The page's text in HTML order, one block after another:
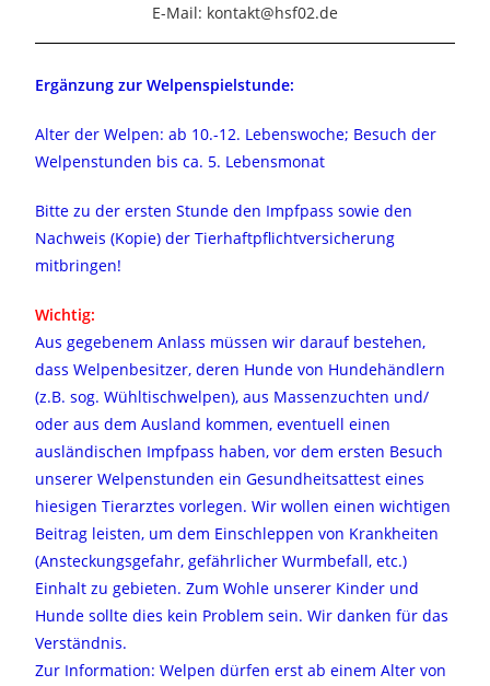
E-Mail: kontakt@hsf02.de
Ergänzung zur Welpenspielstunde:
Alter der Welpen: ab 10.-12. Lebenswoche; Besuch der
Welpenstunden bis ca. 5. Lebensmonat
Bitte zu der ersten Stunde den Impfpass sowie den
Nachweis (Kopie) der Tierhaftpflichtversicherung
mitbringen!
Wichtig:
Aus gegebenem Anlass müssen wir darauf bestehen,
dass Welpenbesitzer, deren Hunde von Hundehändlern
(z.B. sog. Wühltischwelpen), aus Massenzuchten und/
oder aus dem Ausland kommen, eventuell einen
ausländischen Impfpass haben, vor dem ersten Besuch
unserer Welpenstunden ein Gesundheitsattest eines
hiesigen Tierarztes vorlegen. Wir wollen einen wichtigen
Beitrag leisten, um dem Einschleppen von Krankheiten
(Ansteckungsgefahr, gefährlicher Wurmbefall, etc.)
Einhalt zu gebieten. Zum Wohle unserer Kinder und
Hunde sollte dies kein Problem sein. Wir danken für das
Verständnis.
Zur Information: Welpen dürfen erst ab einem Alter von